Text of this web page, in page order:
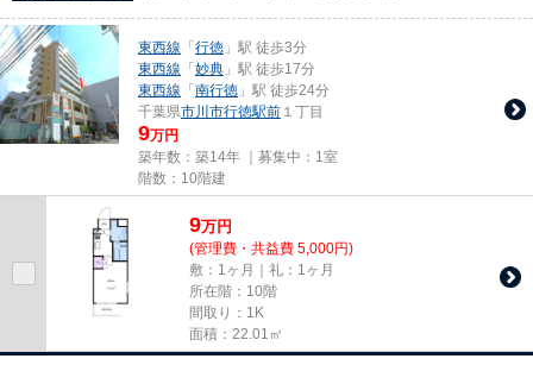
東西線 「行徳 」駅 徒歩3分
東西線 「妙典 」駅 徒歩17分
東西線 「南行徳 」駅 徒歩24分
千葉県市川市行徳駅前 １丁目
9万円
築年数：築14年 ｜募集中： 1室
階数：10階建
9万円
(管理費・共益費 5,000円)
敷：1ヶ月｜礼：1ヶ月
所在階：10階
間取り：1K
面積：22.01㎡